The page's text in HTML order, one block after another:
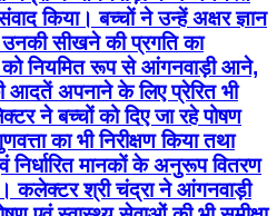
किया। बच्चों ने उन्हें अक्षर ज्ञान
सीखने की प्रगति का
नियमित रूप से आंगनवाड़ी आने,
अपनाने के लिए प्रेरित भी
ने बच्चों को दिए जा रहे पोषण
का भी निरीक्षण किया तथा
निर्धारित मानकों के अनुरूप वितरण
कलेक्टर श्री चंद्रा ने आंगनवाड़ी